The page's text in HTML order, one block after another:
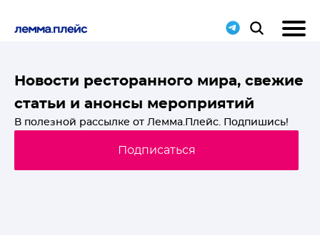
Новости ресторанного мира, свежие
статьи и анонсы мероприятий
В полезной рассылке от Лемма.Плейс. Подпишись!
Подписаться